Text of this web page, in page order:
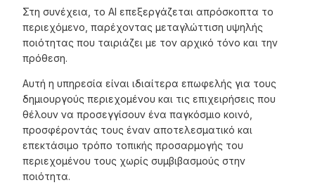
Στη συνέχεια, το AI επεξεργάζεται απρόσκοπτα το
περιεχόμενο, παρέχοντας μεταγλώττιση υψηλής
ποιότητας που ταιριάζει με τον αρχικό τόνο και την
πρόθεση.
Αυτή η υπηρεσία είναι ιδιαίτερα επωφελής για τους
δημιουργούς περιεχομένου και τις επιχειρήσεις που
θέλουν να προσεγγίσουν ένα παγκόσμιο κοινό,
προσφέροντάς τους έναν αποτελεσματικό και
επεκτάσιμο τρόπο τοπικής προσαρμογής του
περιεχομένου τους χωρίς συμβιβασμούς στην
ποιότητα.